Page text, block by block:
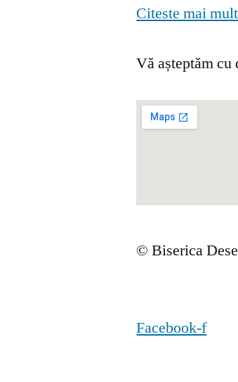
Citeste mai mult
Vă așteptăm cu
© Biserica
Facebook-f